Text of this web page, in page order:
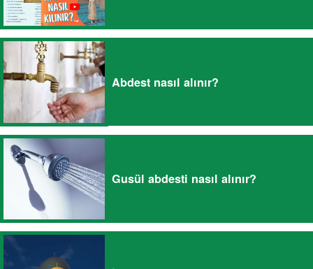
Abdest nasıl alınır?
Gusül abdesti nasıl alınır?